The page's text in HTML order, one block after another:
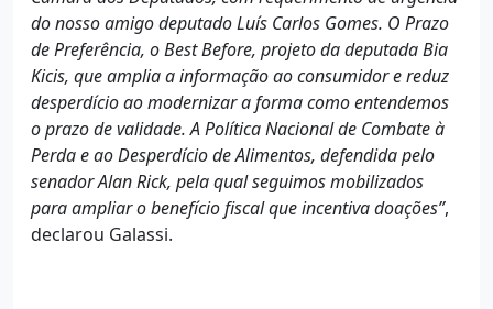
do nosso amigo deputado Luís Carlos Gomes. O Prazo
de Preferência, o Best Before, projeto da deputada Bia
Kicis, que amplia a informação ao consumidor e reduz
desperdício ao modernizar a forma como entendemos
o prazo de validade. A Política Nacional de Combate à
Perda e ao Desperdício de Alimentos, defendida pelo
senador Alan Rick, pela qual seguimos mobilizados
para ampliar o benefício fiscal que incentiva doações”,
declarou Galassi.